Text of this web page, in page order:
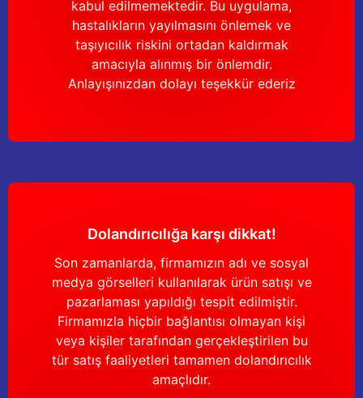
kabul edilmemektedir. Bu uygulama,
hastalıkların yayılmasını önlemek ve
taşıyıcılık riskini ortadan kaldırmak
amacıyla alınmış bir önlemdir.
Anlayışınızdan dolayı teşekkür ederiz
Dolandırıcılığa karşı dikkat!
Son zamanlarda, firmamızın adı ve sosyal
medya görselleri kullanılarak ürün satışı ve
pazarlaması yapıldığı tespit edilmiştir.
Firmamızla hiçbir bağlantısı olmayan kişi
veya kişiler tarafından gerçekleştirilen bu
tür satış faaliyetleri tamamen dolandırıcılık
amaçlıdır.